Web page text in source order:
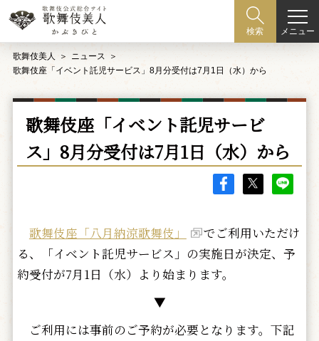
検索 メニュー
歌舞伎美人
ニュース
歌舞伎座「イベント託児サービス」8月分受付は7月1日（水）から
歌舞伎座「イベント託児サービ
ス」8月分受付は7月1日（水）から
歌舞伎座「八月納涼歌舞伎」
でご利用いただけ
る、「イベント託児サービス」の実施日が決定、予
約受付が7月1日（水）より始まります。
▼
ご利用には事前のご予約が必要となります。下記